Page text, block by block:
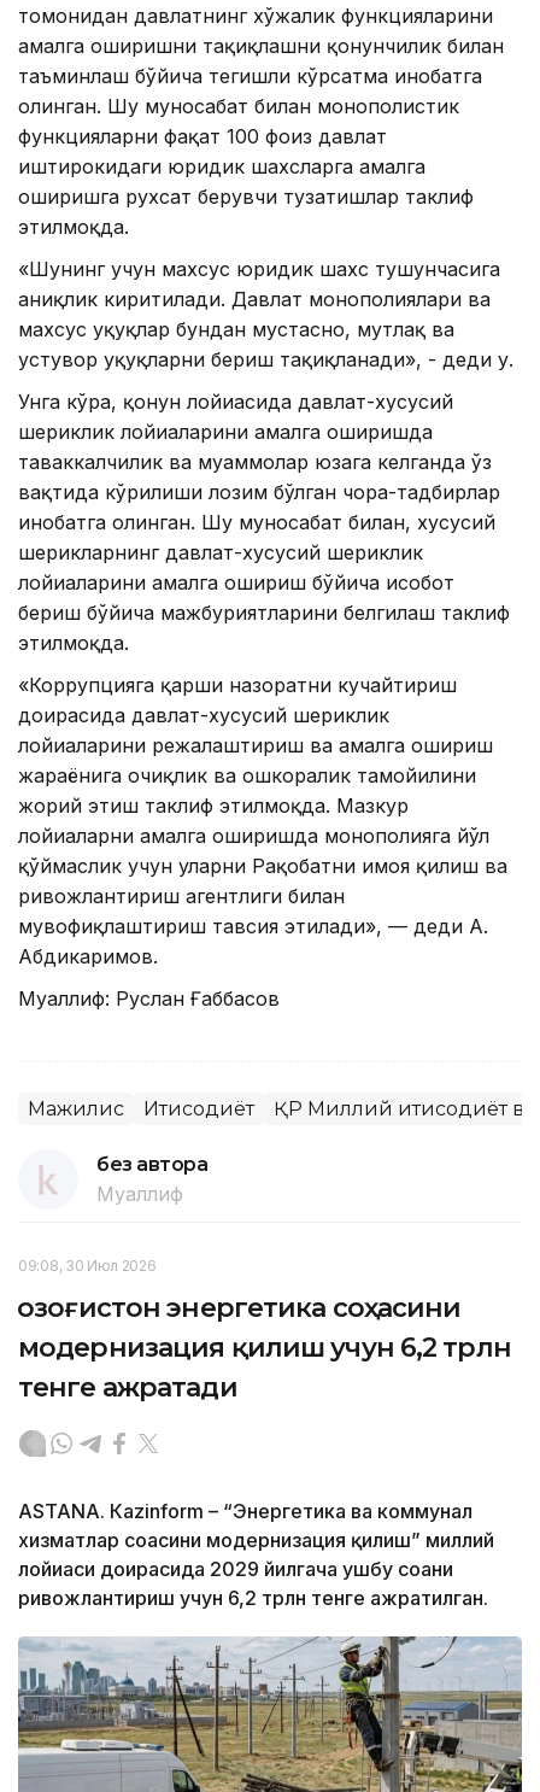
томонидан давлатнинг хўжалик функцияларини
амалга оширишни тақиқлашни қонунчилик билан
таъминлаш бўйича тегишли кўрсатма инобатга
олинган. Шу муносабат билан монополистик
функцияларни фақат 100 фоиз давлат
иштирокидаги юридик шахсларга амалга
оширишга рухсат берувчи тузатишлар таклиф
этилмоқда.
«Шунинг учун махсус юридик шахс тушунчасига
аниқлик киритилади. Давлат монополиялари ва
махсус ҳуқуқлар бундан мустасно, мутлақ ва
устувор ҳуқуқларни бериш тақиқланади», - деди у.
Унга кўра, қонун лойиҳасида давлат-хусусий
шериклик лойиҳаларини амалга оширишда
таваккалчилик ва муаммолар юзага келганда ўз
вақтида кўрилиши лозим бўлган чора-тадбирлар
инобатга олинган. Шу муносабат билан, хусусий
шерикларнинг давлат-хусусий шериклик
лойиҳаларини амалга ошириш бўйича ҳисобот
бериш бўйича мажбуриятларини белгилаш таклиф
этилмоқда.
«Коррупцияга қарши назоратни кучайтириш
доирасида давлат-хусусий шериклик
лойиҳаларини режалаштириш ва амалга ошириш
жараёнига очиқлик ва ошкоралик тамойилини
жорий этиш таклиф этилмоқда. Мазкур
лойиҳаларни амалга оширишда монополияга йўл
қўймаслик учун уларни Рақобатни ҳимоя қилиш ва
ривожлантириш агентлиги билан
мувофиқлаштириш тавсия этилади», — деди А.
Абдикаримов.
Муаллиф: Руслан Ғаббасов
Мажилис Иқтисодиёт ҚР Миллий иқтисодиёт
без автора
Муаллиф
09:08, 30 Июл 2026
Қозоғистон энергетика соҳасини
модернизация қилиш учун 6,2 трлн
тенге ажратади
ASTANА. Кazinform – “Энергетика ва коммунал
хизматлар соҳасини модернизация қилиш” миллий
лойиҳаси доирасида 2029 йилгача ушбу соҳани
ривожлантириш учун 6,2 трлн тенге ажратилган.